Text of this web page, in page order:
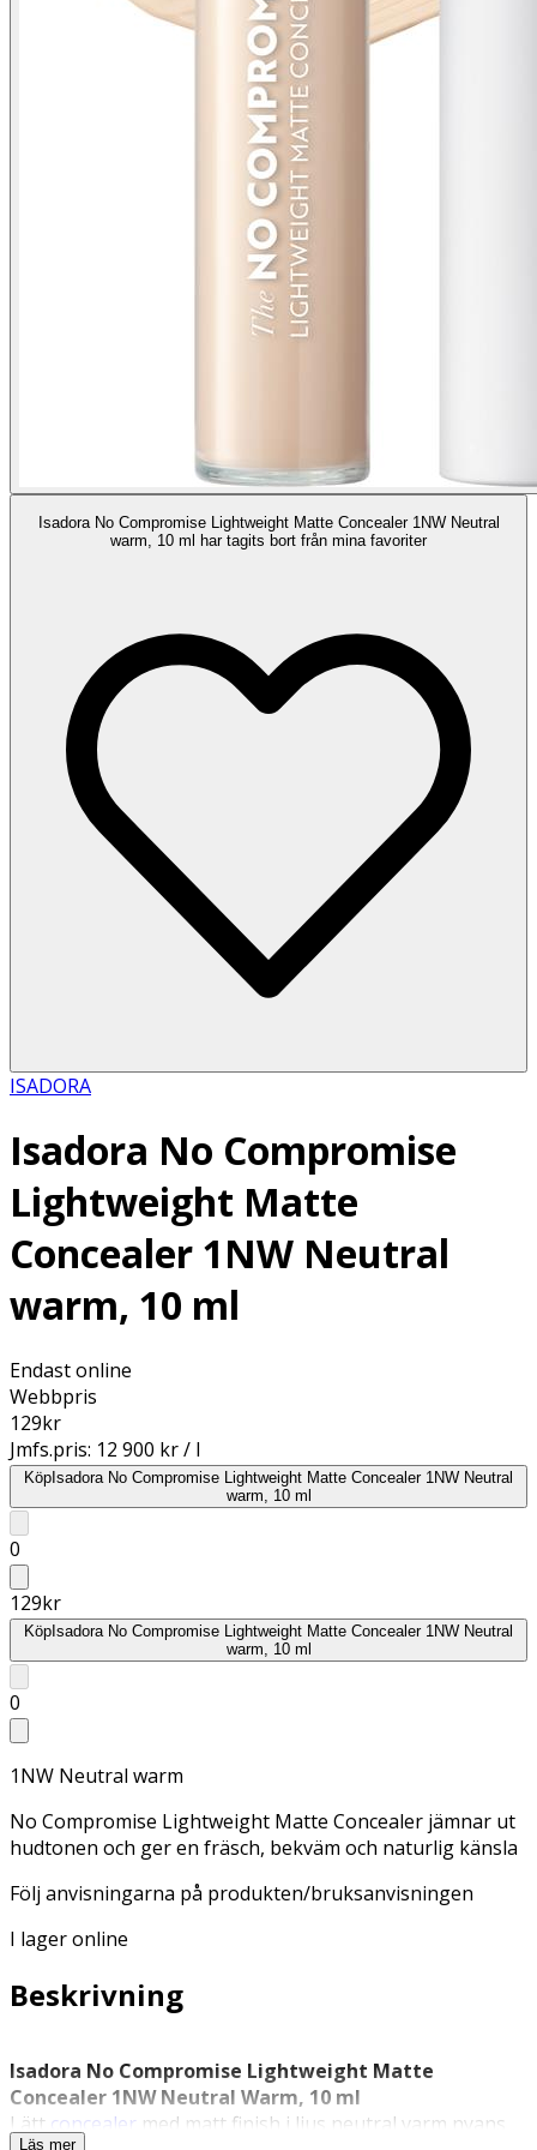
Isadora No Compromise Lightweight Matte Concealer 1NW Neutral
warm, 10 ml har tagits bort från mina favoriter
ISADORA
Isadora No Compromise
Lightweight Matte
Concealer 1NW Neutral
warm, 10 ml
Endast online
Webbpris
129kr
Jmfs.pris: 12 900 kr / l
KöpIsadora No Compromise Lightweight Matte Concealer 1NW Neutral
warm, 10 ml
0
129kr
KöpIsadora No Compromise Lightweight Matte Concealer 1NW Neutral
warm, 10 ml
0
1NW Neutral warm
No Compromise Lightweight Matte Concealer jämnar ut
hudtonen och ger en fräsch, bekväm och naturlig känsla
Följ anvisningarna på produkten/bruksanvisningen
I lager online
Beskrivning
Isadora No Compromise Lightweight Matte
Concealer 1NW Neutral Warm, 10 ml
Lätt concealer med matt finish i ljus neutral varm nyans
Läs mer